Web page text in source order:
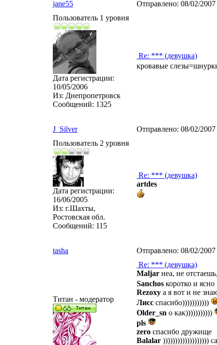
jane55 Отправлено: 08/02/
Пользователь 1 уровня
Дата регистрации:
10/05/2006
Из: Днепропетровск
Сообщений: 1325
Re: *** (девушка)
кровавые
J_Silver Отправлено: 08/02/
Пользователь 2 уровня
Дата регистрации:
16/06/2005
Из: г.Шахты,
Ростовская обл.
Сообщений: 115
Re: *** (девушка)
artdes
tasha Отправлено: 08/02/
Титан - модератор
Re: *** (девушка)
Maljar неа, не
Sanchos коротко и ясно
Rezoxy а я вот и не
Лисс спасибо)))))))))))
Older_sn о как)))))))))))
pls
zero спасибо дружище
Balalar )))))))))))))))))))